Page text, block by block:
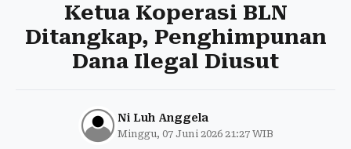
Ketua Koperasi BLN
Ditangkap, Penghimpunan
Dana Ilegal Diusut
Ni Luh Anggela
Minggu, 07 Juni 2026 21:27 WIB